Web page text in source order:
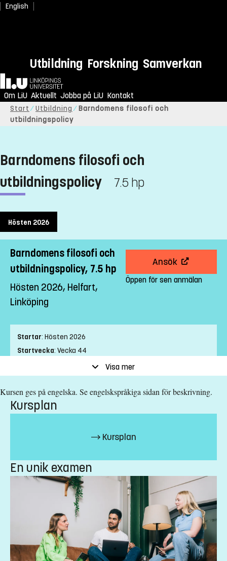
English
Utbildning Forskning Samverkan
Hem
Om LiU Aktuellt Jobba på LiU Kontakt
Start Utbildning
Barndomens filosofi och
utbildningspolicy
Barndomens filosofi och
utbildningspolicy
7.5 hp
Hösten 2026
Barndomens filosofi och
utbildningspolicy, 7.5 hp
Hösten 2026, Helfart,
Linköping
Ansök
Öppen för sen anmälan
Startar: Hösten 2026
Startvecka: Vecka 44
Ort:Linköping
Studietakt:Helfart
Nivå:Avancerad nivå
Anmälningskod:LIU-44035
Antal platser:5
Särskilda förkunskapskrav
180 hp godkända inklusive 90 hp i ett huvudområde.
Engelska 6 eller Engelska nivå 2.
Undantag ges för svenska
Visa mer
Kursen ges på engelska. Se engelskspråkiga sidan för beskrivning.
Kursplan
Kursplan
En unik examen